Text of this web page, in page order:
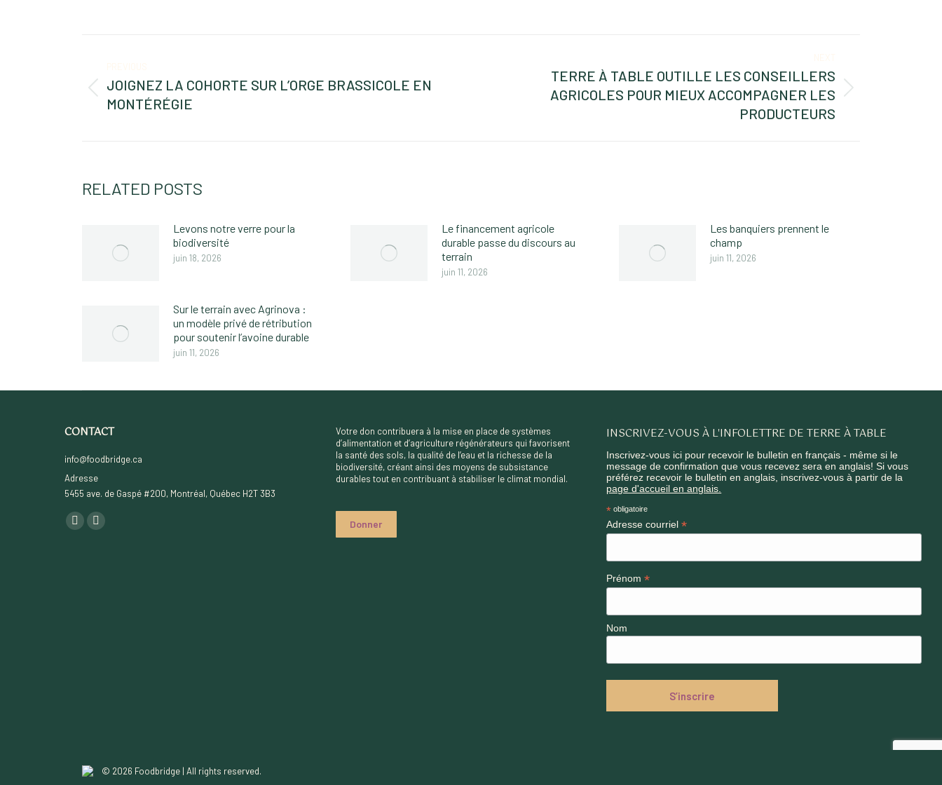
NAVIGATION
Previous
post:
JOIGNEZ LA COHORTE SUR L’ORGE BRASSICOLE EN
MONTÉRÉGIE
TERRE À TABLE OUTILLE LES CONSEILLERS
AGRICOLES POUR MIEUX ACCOMPAGNER LES
PRODUCTEURS
RELATED POSTS
Levons notre verre pour la
biodiversité
juin 18, 2026
Le financement agricole
durable passe du discours au
terrain
juin 11, 2026
Les banquiers prennent le
champ
juin 11, 2026
Sur le terrain avec Agrinova :
un modèle privé de rétribution
pour soutenir l’avoine durable
juin 11, 2026
CONTACT
info@foodbridge.ca
Adresse
5455 ave. de Gaspé #200, Montréal, Québec H2T 3B3
Find us on:
YouTubeLinkedin
Votre don contribuera à la mise en place de systèmes
d’alimentation et d’agriculture régénérateurs qui favorisent
la santé des sols, la qualité de l’eau et la richesse de la
biodiversité, créant ainsi des moyens de subsistance
durables tout en contribuant à stabiliser le climat mondial.
Donner
INSCRIVEZ-VOUS À L'INFOLETTRE DE TERRE À TABLE
Inscrivez-vous ici pour recevoir le bulletin en français - même si le
message de confirmation que vous recevez sera en anglais! Si vous
préférez recevoir le bulletin en anglais, inscrivez-vous à partir de la
page d'accueil en anglais.
* obligatoire
Adresse courriel*
Prénom*
Nom
© 2026 Foodbridge | All rights reserved.